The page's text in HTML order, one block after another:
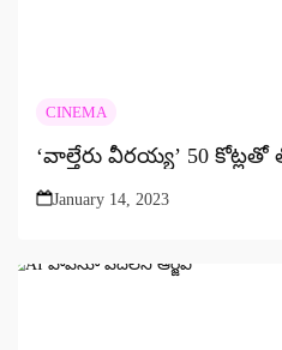
CINEMA
‘వాల్తేరు వీరయ్య’ 50
January 14, 2023